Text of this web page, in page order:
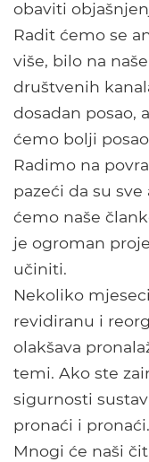
obaviti
Radit ćemo se
više, bilo na
društvenih
dosadan posao,
ćemo bolji
Radimo na
pazeći da su
ćemo naše
je ogroman
učiniti.
Nekoliko
revidiranu i
olakšava
temi. Ako ste
sigurnosti
pronaći i pronaći.
Mnogi će naši